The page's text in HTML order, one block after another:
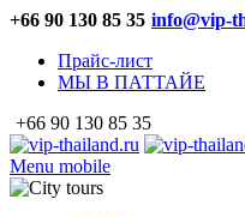
+66 90 130 85 35 info@vip-
Прайс-лист
МЫ В ПАТТАЙЕ
+66 90 130 85 35
Menu mobile